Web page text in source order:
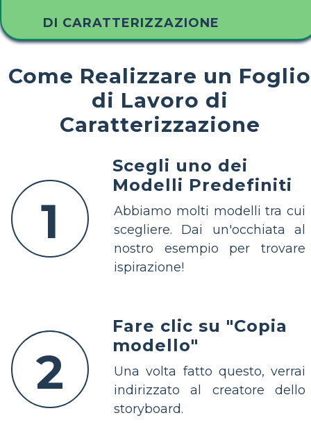
DI CARATTERIZZAZIONE
Come Realizzare un Foglio
di Lavoro di
Caratterizzazione
1
Scegli uno dei
Modelli Predefiniti
Abbiamo molti modelli tra cui
scegliere. Dai un'occhiata al
nostro esempio per trovare
ispirazione!
2
Fare clic su "Copia
modello"
Una volta fatto questo, verrai
indirizzato al creatore dello
storyboard.